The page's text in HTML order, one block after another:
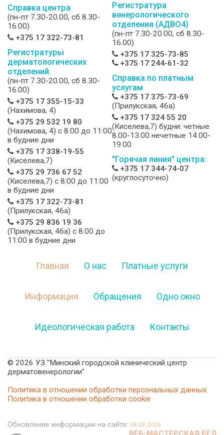
Справка центра
(пн-пт 7.30-20.00, сб 8.30-
16.00)
+375 17 322-73-81
Регистратуры
дерматологических
отделений:
(пн-пт 7.30-20.00, сб 8.30-
16.00)
+375 17 355-15-33
(Нахимова, 4)
+375 29 532 19 80
(Нахимова, 4) c 8:00 до 11:00
в будние дни
+375 17 338-19-55
(Киселева,7)
+375 29 736 67 52
(Киселева,7) c 8:00 до 11:00
в будние дни
+375 17 322-73-81
(Прилукская, 46а)
+375 29 836 19 36
(Прилукская, 46а) c 8:00 до
11:00 в будние дни
Регистратура
венерологического
отделения (АДВО4)
(пн-пт 7.30-20.00, сб 8.30-
16.00)
+375 17 325-73-85
+375 17 244-61-32
Справка по платным
услугам
+375 17 375-73-69
(Прилукская, 46а)
+375 17 324 55 20
(Киселева,7) будни: четные
8.00-13.00 нечетные 14.00-
19.00
"Горячая линия" центра:
+375 17 344-74-07
(круглосуточно)
Главная О нас Платные услуги
Информация Обращения Одно окно
Идеологическая работа Контакты
© 2026 УЗ "Минский городской клинический центр
дерматовенерологии"
Политика в отношении обработки персональных данных
Политика в отношении обработки cookie
Обновление информации на сайте: 08.08.2026